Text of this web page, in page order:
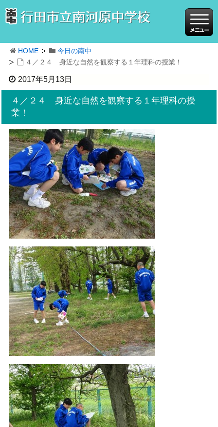
HOME
今日の南中
４／２４ 身近な自然を観察する１年理科の授業！
2017年5月13日
４／２４ 身近な自然を観察する１年理科の授
業！